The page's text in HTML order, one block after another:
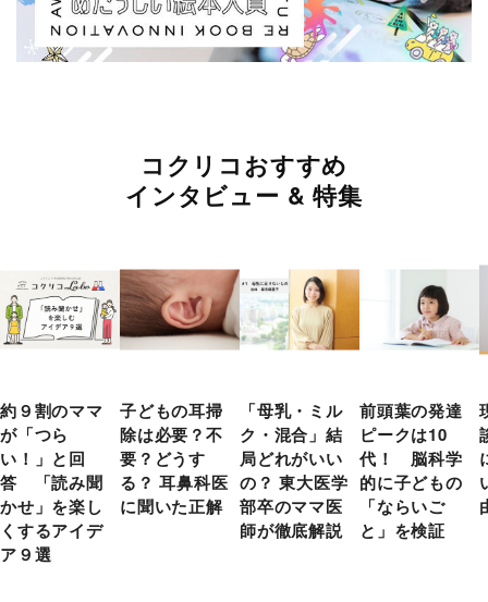
コクリコおすすめ
インタビュー & 特集
約９割のママ
が「つら
い！」と回
答 「読み聞
かせ」を楽し
くするアイデ
ア９選
子どもの耳掃
除は必要？不
要？どうす
る？ 耳鼻科医
に聞いた正解
「母乳・ミル
ク・混合」結
局どれがいい
の？ 東大医学
部卒のママ医
師が徹底解説
前頭葉の発達
ピークは10
代！ 脳科学
的に子どもの
「ならいご
と」を検証